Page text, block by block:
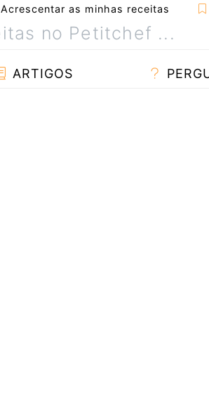
Acrescentar as minhas receitas
ARTIGOS